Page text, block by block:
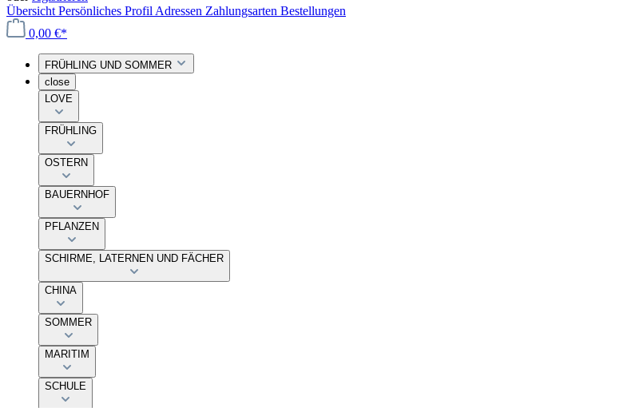
Übersicht Persönliches Profil Adressen Zahlungsarten Bestellungen
0,00 €*
FRÜHLING UND SOMMER
close
LOVE
FRÜHLING
OSTERN
BAUERNHOF
PFLANZEN
SCHIRME, LATERNEN UND FÄCHER
CHINA
SOMMER
MARITIM
SCHULE